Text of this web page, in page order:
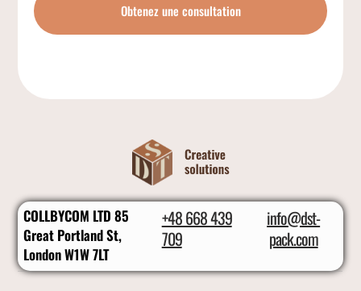
Obtenez une consultation
COLLBYCOM LTD 85
Great Portland St,
London W1W 7LT
+48 668 439
709
info@dst-
pack.com